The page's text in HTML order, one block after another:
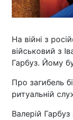
На війні з
військовий з
Гарбуз. Йому
Про загибель
ритуальній
Валерій